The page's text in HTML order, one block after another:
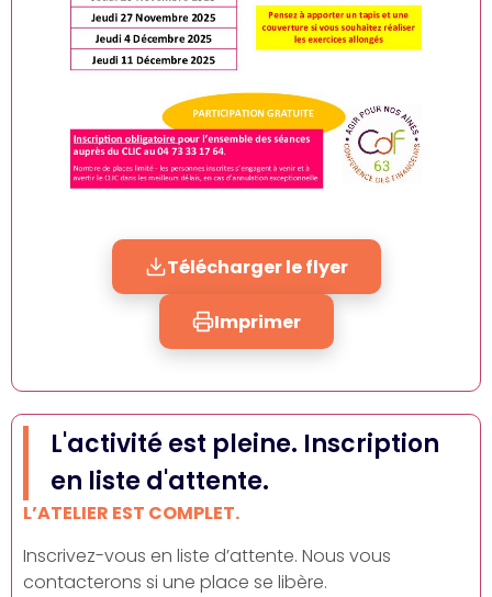
Télécharger le flyer
Imprimer
L'activité est pleine. Inscription
en liste d'attente.
L’ATELIER EST COMPLET.
Inscrivez-vous en liste d’attente. Nous vous
contacterons si une place se libère.